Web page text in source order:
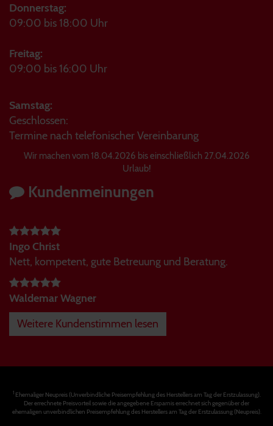
Donnerstag:
09:00 bis 18:00 Uhr
Freitag:
09:00 bis 16:00 Uhr
Samstag:
Geschlossen:
Termine nach telefonischer Vereinbarung
Wir machen vom 18.04.2026 bis einschließlich 27.04.2026
Urlaub!
Kundenmeinungen
Ingo Christ
Nett, kompetent, gute Betreuung und Beratung.
Waldemar Wagner
Weitere Kundenstimmen lesen
1Ehemaliger Neupreis (Unverbindliche Preisempfehlung des Herstellers am Tag der Erstzulassung).
Der errechnete Preisvorteil sowie die angegebene Ersparnis errechnet sich gegenüber der
ehemaligen unverbindlichen Preisempfehlung des Herstellers am Tag der Erstzulassung (Neupreis).